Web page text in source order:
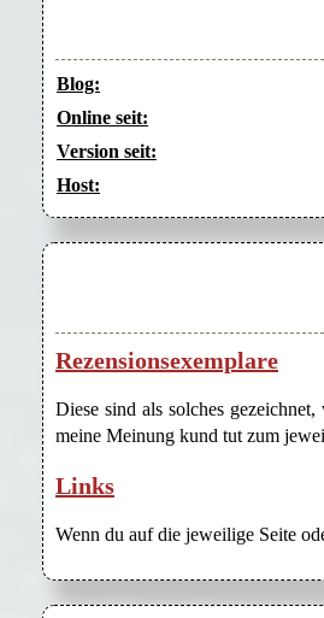
Blog:
Online seit:
Version seit:
Host:
Rezensionsexemplare
Diese sind als solches
meine Meinung kund tut zum
Links
Wenn du auf die jeweilige Seite